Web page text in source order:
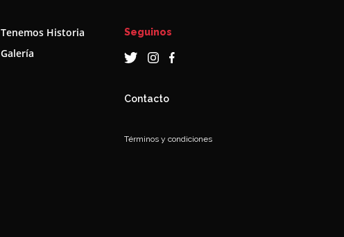
Tenemos Historia
Galería
Seguinos
Contacto
Términos y condiciones